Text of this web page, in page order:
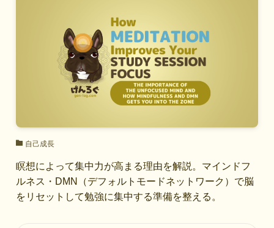
自己成長
瞑想によって集中力が高まる理由を解説。マインドフ
ルネス・DMN（デフォルトモードネットワーク）で脳
をリセットして勉強に集中する準備を整える。